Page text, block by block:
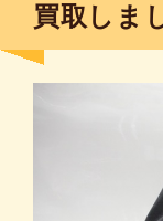
買取しま